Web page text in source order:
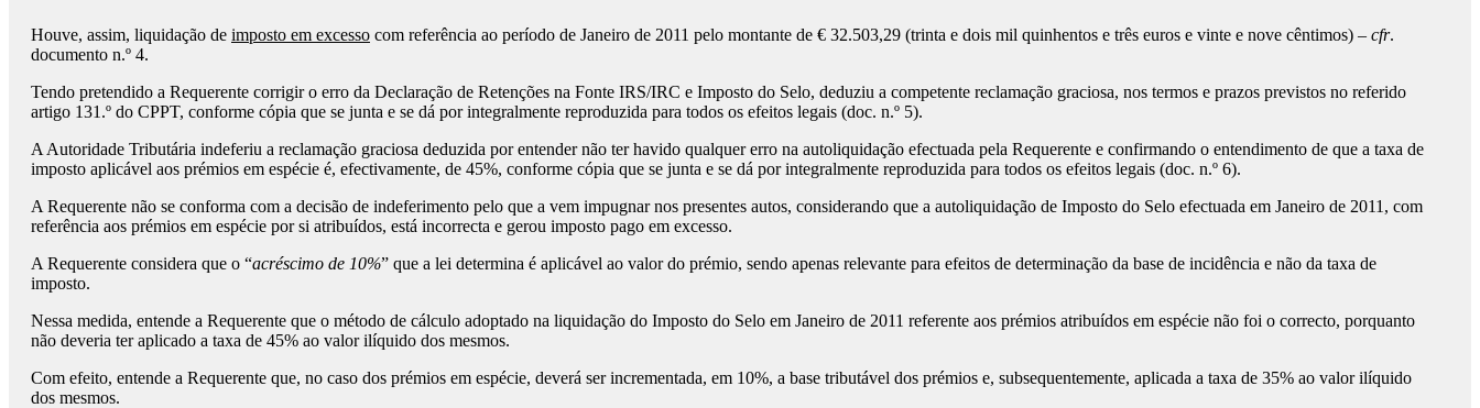
Houve, assim, liquidação de imposto em excesso com referência ao período de Janeiro de 2011 pelo montante de € 32.503,29 (trinta e dois mil quinhentos e três euros e vinte e nove cêntimos) – cfr.
documento n.º 4.
Tendo pretendido a Requerente corrigir o erro da Declaração de Retenções na Fonte IRS/IRC e Imposto do Selo, deduziu a competente reclamação graciosa, nos termos e prazos previstos no referido
artigo 131.º do CPPT, conforme cópia que se junta e se dá por integralmente reproduzida para todos os efeitos legais (doc. n.º 5).
A Autoridade Tributária indeferiu a reclamação graciosa deduzida por entender não ter havido qualquer erro na autoliquidação efectuada pela Requerente e confirmando o entendimento de que a taxa de
imposto aplicável aos prémios em espécie é, efectivamente, de 45%, conforme cópia que se junta e se dá por integralmente reproduzida para todos os efeitos legais (doc. n.º 6).
A Requerente não se conforma com a decisão de indeferimento pelo que a vem impugnar nos presentes autos, considerando que a autoliquidação de Imposto do Selo efectuada em Janeiro de 2011, com
referência aos prémios em espécie por si atribuídos, está incorrecta e gerou imposto pago em excesso.
A Requerente considera que o “acréscimo de 10%” que a lei determina é aplicável ao valor do prémio, sendo apenas relevante para efeitos de determinação da base de incidência e não da taxa de
imposto.
Nessa medida, entende a Requerente que o método de cálculo adoptado na liquidação do Imposto do Selo em Janeiro de 2011 referente aos prémios atribuídos em espécie não foi o correcto, porquanto
não deveria ter aplicado a taxa de 45% ao valor ilíquido dos mesmos.
Com efeito, entende a Requerente que, no caso dos prémios em espécie, deverá ser incrementada, em 10%, a base tributável dos prémios e, subsequentemente, aplicada a taxa de 35% ao valor ilíquido
dos mesmos.